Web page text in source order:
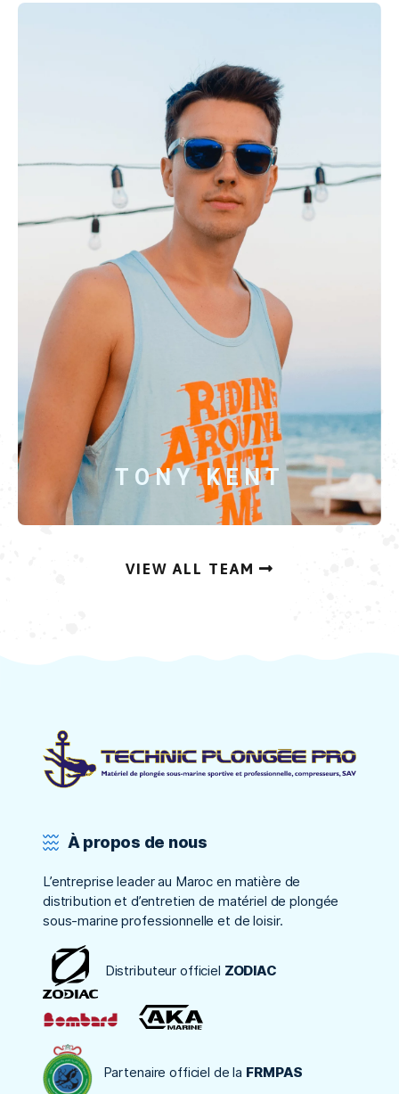
TONY KENT
VIEW ALL TEAM
À propos de nous
L’entreprise leader au Maroc en matière de
distribution et d’entretien de matériel de plongée
sous-marine professionnelle et de loisir.
Distributeur officiel ZODIAC
Partenaire officiel de la FRMPAS